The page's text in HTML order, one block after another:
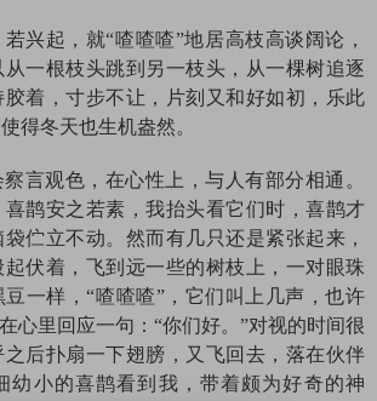
兴起，就“喳喳喳”地居高枝高谈阔论，
一根枝头跳到另一枝头，从一棵树追逐
着，寸步不让，片刻又和好如初，乐此
得冬天也生机盎然。
言观色，在心性上，与人有部分相通。
鹊安之若素，我抬头看它们时，喜鹊才
伫立不动。然而有几只还是紧张起来，
伏着，飞到远一些的树枝上，一对眼珠
一样，“喳喳喳”，它们叫上几声，也许
心里回应一句：“你们好。”对视的时间很
后扑扇一下翅膀，又飞回去，落在伙伴
幼小的喜鹊看到我，带着颇为好奇的神